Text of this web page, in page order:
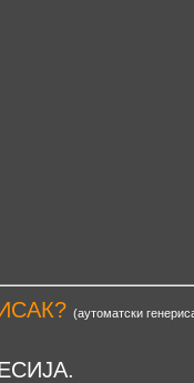
(аутоматски